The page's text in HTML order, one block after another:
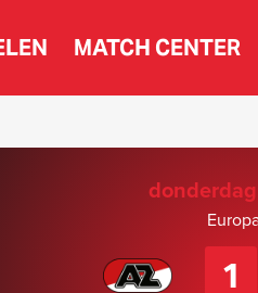
MATCH CENTER
1